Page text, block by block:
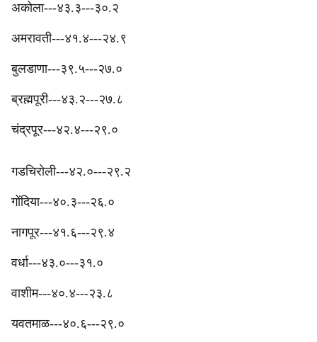
अकोला---४३.३---३०.२
अमरावती---४१.४---२४.९
बुलडाणा---३९.५---२७.०
ब्रह्मपूरी---४३.२---२७.८
चंद्रपूर---४२.४---२९.०
‎गडचिरोली---४२.०---२९.२
‎गोंदिया---४०.३---२६.०
‎नागपूर---४१.६---२९.४
‎वर्धा---४३.०---३१.०
‎वाशीम---४०.४---२३.८
‎यवतमाळ---४०.६---२९.०